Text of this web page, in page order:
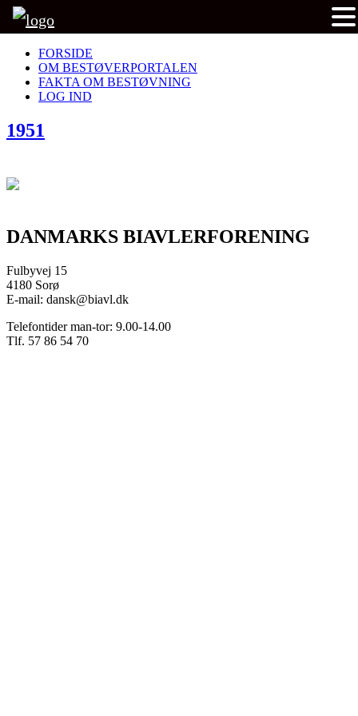
FORSIDE
OM BESTØVERPORTALEN
FAKTA OM BESTØVNING
LOG IND
1951
DANMARKS BIAVLERFORENING
Fulbyvej 15
4180 Sorø
E-mail: dansk@biavl.dk
Telefontider man-tor: 9.00-14.00
Tlf. 57 86 54 70